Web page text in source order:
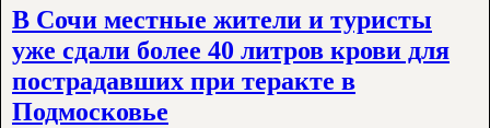
В Сочи местные жители и туристы
уже сдали более 40 литров крови для
пострадавших при теракте в
Подмосковье